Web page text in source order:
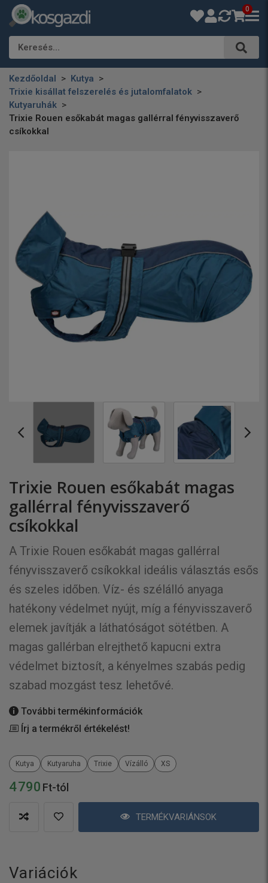
0
Keresés…
Kezdőoldal
Kutya
Trixie kisállat felszerelés és jutalomfalatok
Kutyaruhák
Trixie Rouen esőkabát magas gallérral fényvisszaverő
csíkokkal
Trixie Rouen esőkabát magas
gallérral fényvisszaverő
csíkokkal
4 790 Ft-tól
TERMÉKVARIÁNSOK
A Trixie Rouen esőkabát magas gallérral
fényvisszaverő csíkokkal ideális választás esős
és szeles időben. Víz- és szélálló anyaga
hatékony védelmet nyújt, míg a fényvisszaverő
elemek javítják a láthatóságot sötétben. A
magas gallérban elrejthető kapucni extra
védelmet biztosít, a kényelmes szabás pedig
szabad mozgást tesz lehetővé.
További termékinformációk
Írj a termékről értékelést!
Kutya Kutyaruha Trixie Vízálló XS
Variációk